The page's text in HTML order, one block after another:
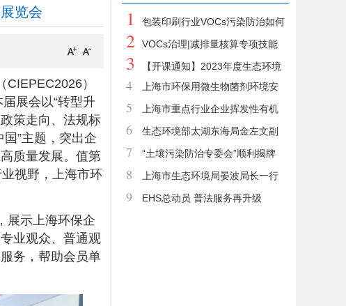
览会
）
展会以“转型升
策走向、法规标
”主题，突出企
质量发展。值第
视野，上海市环
展示上海环保企
业观众、普通观
务，帮助会员单
1
包装印刷行业VOCs污染防治如何
从“头”做起？
2
VOCs治理|减排量核算专项技能
培训，开班通知
3
【开课通知】2023年度生态环境
保护专业助理工程师继续教育专业科
目面授课程培训通知
4
上海市环保用微生物菌剂环境安
全评价结果公示 （更新至2023年2
月）
5
上海市重点行业企业挥发性有机
物深化治理项目减排量核算技术专项
培训（第二期）考试合格和培训人员
名单公告
6
生态环境部太湖东海局金左文副
局长一行赴上海市环境保护产业协会
调研
7
“土壤污染防治专委会”顺利揭牌
探索土壤污染防治新发展
8
上海市生态环境局晏波局长一行
莅临我会调研指导
9 EHS总动员 普法服务再升级